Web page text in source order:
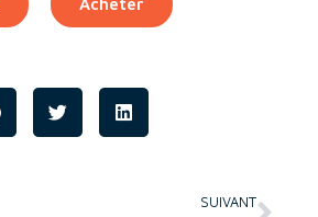
Acheter
SUIVANT